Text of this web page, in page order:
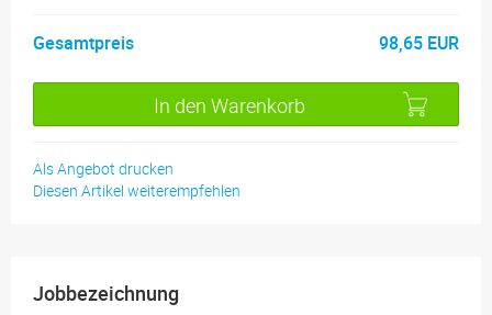
Gesamtpreis 98,65 EUR
In den Warenkorb
Als Angebot drucken
Diesen Artikel weiterempfehlen
Jobbezeichnung